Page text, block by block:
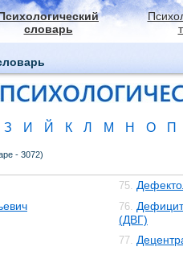
словарь
З И Й К Л М Н О
П
- 3072)
75.
76.
(ДВГ)
77.